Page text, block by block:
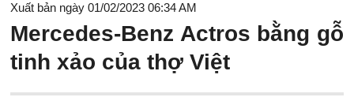
Xuất bản ngày 01/02/2023 06:34 AM
Mercedes-Benz Actros bằng gỗ
tinh xảo của thợ Việt